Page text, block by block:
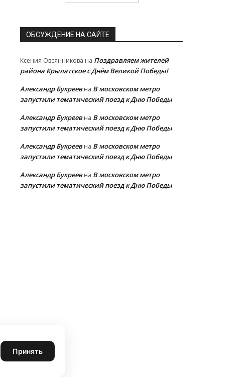
ОБСУЖДЕНИЕ НА САЙТЕ
Ксения Овсянникова на Поздравляем жителей
района Крылатское с Днём Великой Победы!
Александр Букреевна В московском метро
запустили тематический поезд к Дню Победы
Александр Букреевна В московском метро
запустили тематический поезд к Дню Победы
Александр Букреевна В московском метро
запустили тематический поезд к Дню Победы
Александр Букреевна В московском метро
запустили тематический поезд к Дню Победы
Принять